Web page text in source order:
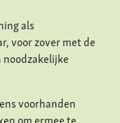
als
voor zover met de
noodzakelijke
voorhanden